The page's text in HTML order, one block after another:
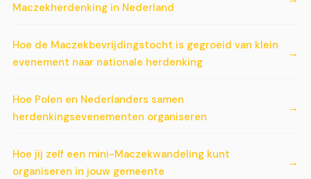
Maczekherdenking in Nederland
Hoe de Maczekbevrijdingstocht is gegroeid van klein
evenement naar nationale herdenking
Hoe Polen en Nederlanders samen
herdenkingsevenementen organiseren
Hoe jij zelf een mini-Maczekwandeling kunt
organiseren in jouw gemeente